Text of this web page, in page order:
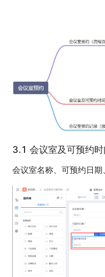
3.1 会议室及可预约
会议室名称、可预约日